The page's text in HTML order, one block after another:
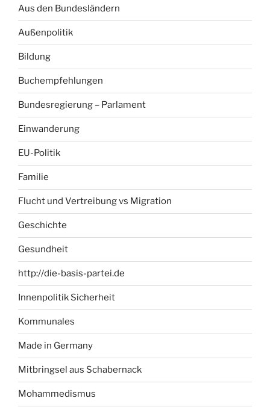
Aus den Bundesländern
Außenpolitik
Bildung
Buchempfehlungen
Bundesregierung – Parlament
Einwanderung
EU-Politik
Familie
Flucht und Vertreibung vs Migration
Geschichte
Gesundheit
http://die-basis-partei.de
Innenpolitik Sicherheit
Kommunales
Made in Germany
Mitbringsel aus Schabernack
Mohammedismus